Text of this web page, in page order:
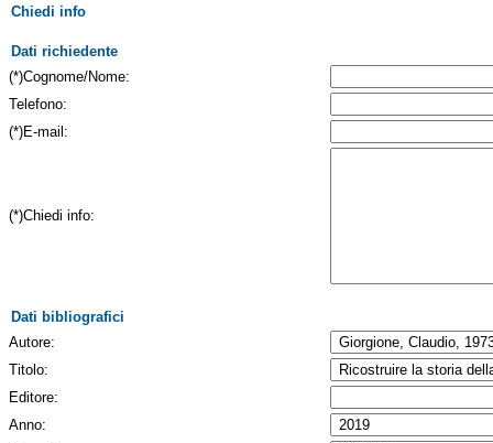
Chiedi info
Dati richiedente
(*)Cognome/Nome:
Telefono:
(*)E-mail:
(*)Chiedi info:
Dati bibliografici
Autore:
Titolo:
Editore:
Anno: